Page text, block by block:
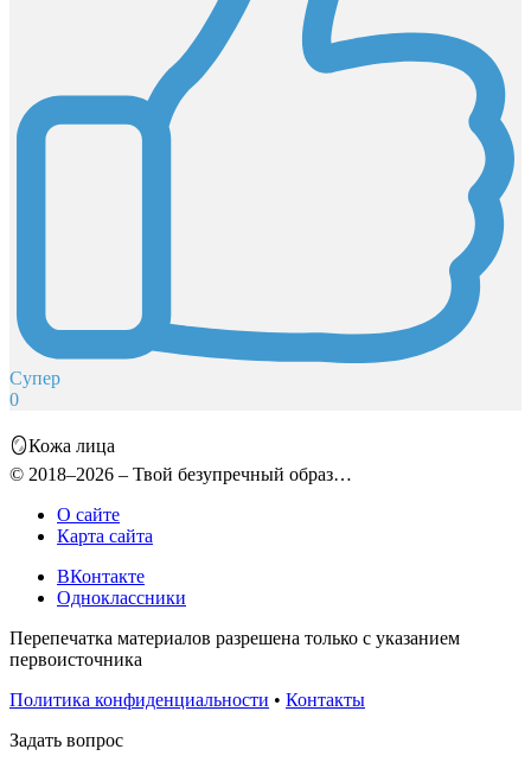
Супер
0
🪞Кожа лица
© 2018–2026 – Твой безупречный образ…
О сайте
Карта сайта
ВКонтакте
Одноклассники
Перепечатка материалов разрешена только с указанием
первоисточника
Политика конфиденциальности • Контакты
Задать вопрос